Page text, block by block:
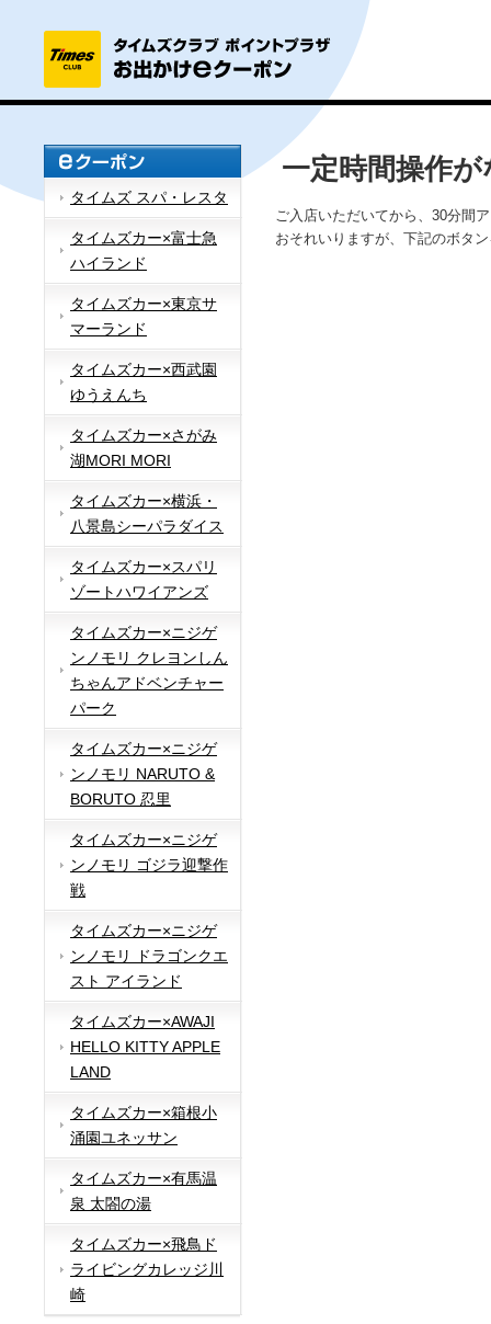
タイムズ スパ・レスタ
タイムズカー×富士急
ハイランド
タイムズカー×東京サ
マーランド
タイムズカー×西武園
ゆうえんち
タイムズカー×さがみ
湖MORI MORI
タイムズカー×横浜・
八景島シーパラダイス
タイムズカー×スパリ
ゾートハワイアンズ
タイムズカー×ニジゲ
ンノモリ クレヨンしん
ちゃんアドベンチャー
パーク
タイムズカー×ニジゲ
ンノモリ NARUTO &
BORUTO 忍里
タイムズカー×ニジゲ
ンノモリ ゴジラ迎撃作
戦
タイムズカー×ニジゲ
ンノモリ ドラゴンクエ
スト アイランド
タイムズカー×AWAJI
HELLO KITTY APPLE
LAND
タイムズカー×箱根小
涌園ユネッサン
タイムズカー×有馬温
泉 太閤の湯
タイムズカー×飛鳥ド
ライビングカレッジ川
崎
一定時間操作
ご入店いただいてから、30分間
おそれいりますが、下記のボタ